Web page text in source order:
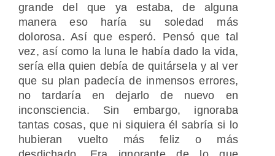
grande del que ya estaba, de alguna
manera eso haría su soledad más
dolorosa. Así que esperó. Pensó que tal
vez, así como la luna le había dado la vida,
sería ella quien debía de quitársela y al ver
que su plan padecía de inmensos errores,
no tardaría en dejarlo de nuevo en
inconsciencia. Sin embargo, ignoraba
tantas cosas, que ni siquiera él sabría si lo
hubieran vuelto más feliz o más